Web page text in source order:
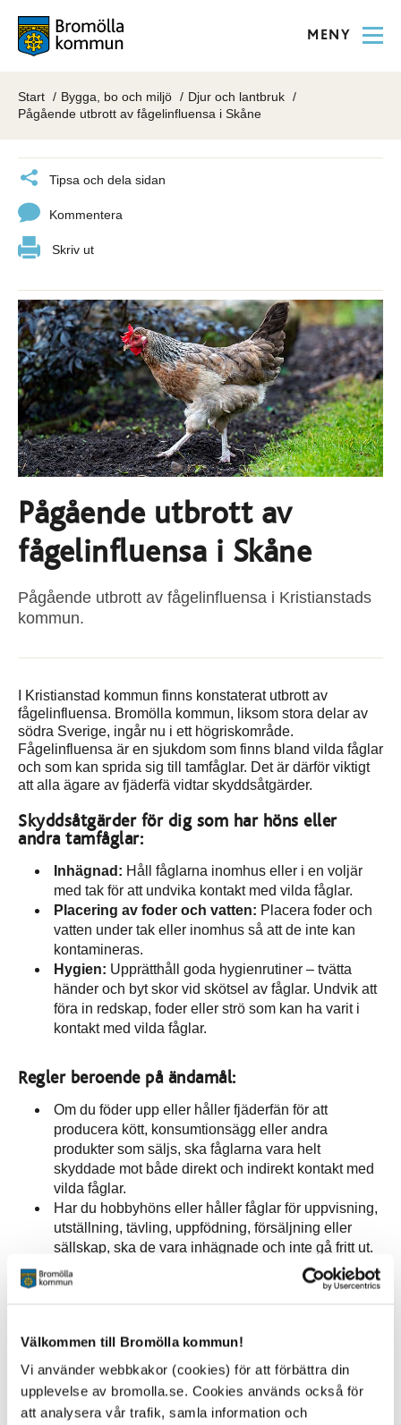
Välkommen till Bromölla kommun!
Vi använder webbkakor (cookies) för att förbättra din
upplevelse av bromolla.se. Cookies används också för
att analysera vår trafik, samla information och
MENY
Start Bygga, bo och miljö
Djur och lantbruk
Pågående utbrott av fågelinfluensa i Skåne
Tipsa och dela sidan
Kommentera
Skriv ut
Pågående utbrott av
fågelinfluensa i Skåne
Pågående utbrott av fågelinfluensa i Kristianstads
kommun.
I Kristianstad kommun finns konstaterat utbrott av
fågelinfluensa. Bromölla kommun, liksom stora delar av
södra Sverige, ingår nu i ett högriskområde.
Fågelinfluensa är en sjukdom som finns bland vilda fåglar
och som kan sprida sig till tam­fåglar. Det är därför viktigt
att alla ägare av fjäderfä vidtar skyddsåtgärder.
Skyddsåtgärder för dig som har höns eller
andra tamfåglar:
Inhägnad: Håll fåglarna inomhus eller i en voljär
med tak för att undvika kontakt med vilda fåglar.
Placering av foder och vatten: Placera foder och
vatten under tak eller inomhus så att de inte kan
kontamineras.
Hygien: Upprätthåll goda hygienrutiner – tvätta
händer och byt skor vid skötsel av fåglar. Undvik att
föra in redskap, foder eller strö som kan ha varit i
kontakt med vilda fåglar.
Regler beroende på ändamål:
Om du föder upp eller håller fjäderfän för att
producera kött, konsumtionsägg eller andra
produkter som säljs, ska fåglarna vara helt
skyddade mot både direkt och indirekt kontakt med
vilda fåglar.
Har du hobbyhöns eller håller fåglar för uppvisning,
utställning, tävling, uppfödning, försäljning eller
sällskap, ska de vara inhägnade och inte gå fritt ut.
fåglar. Se till att de inte får direkt eller indirekt kontakt med
vilda fåglar – undvik att sprida viruset via skor, redskap,
foder eller strö. Kontakta alltid veterinär om dina fåglar
verkar må dåligt eller dör.